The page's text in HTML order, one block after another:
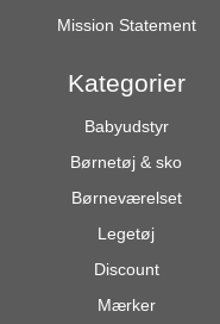
Mission Statement
Kategorier
Babyudstyr
Børnetøj & sko
Børneværelset
Legetøj
Discount
Mærker